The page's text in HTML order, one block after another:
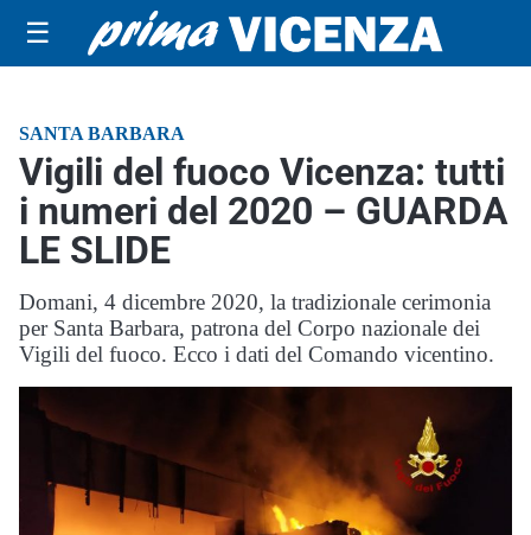
☰
SANTA BARBARA
Vigili del fuoco Vicenza: tutti
i numeri del 2020 – GUARDA
LE SLIDE
Domani, 4 dicembre 2020, la tradizionale cerimonia
per Santa Barbara, patrona del Corpo nazionale dei
Vigili del fuoco. Ecco i dati del Comando vicentino.